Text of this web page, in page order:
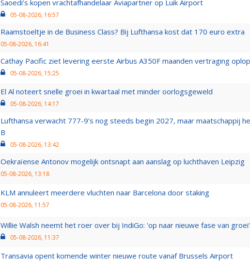
Saoedi’s kopen vrachtafhandelaar Aviapartner op Luik Airport
05-08-2026, 16:57
Raamstoeltje in de Business Class? Bij Lufthansa kost dat 170 euro extra
05-08-2026, 16:41
Cathay Pacific ziet levering eerste Airbus A350F maanden vertraging
05-08-2026, 15:25
El Al noteert snelle groei in kwartaal met minder oorlogsgeweld
05-08-2026, 14:17
Lufthansa verwacht 777-9’s nog steeds begin 2027, maar maatschappij
B
05-08-2026, 13:42
Oekraïense Antonov mogelijk ontsnapt aan aanslag op luchthaven Leipzig
05-08-2026, 13:18
KLM annuleert meerdere vluchten naar Barcelona door staking
05-08-2026, 11:57
Willie Walsh neemt het roer over bij IndiGo: 'op naar nieuwe fase van groei'
05-08-2026, 11:37
Transavia opent komende winter nieuwe route vanaf Brussels Airport